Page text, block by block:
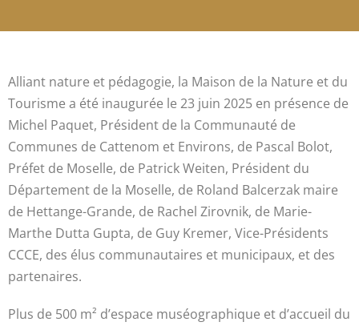
Alliant nature et pédagogie, la Maison de la Nature et du
Tourisme a été inaugurée le 23 juin 2025 en présence de
Michel Paquet, Président de la Communauté de
Communes de Cattenom et Environs, de Pascal Bolot,
Préfet de Moselle, de Patrick Weiten, Président du
Département de la Moselle, de Roland Balcerzak maire
de Hettange-Grande, de Rachel Zirovnik, de Marie-
Marthe Dutta Gupta, de Guy Kremer, Vice-Présidents
CCCE, des élus communautaires et municipaux, et des
partenaires.
Plus de 500 m² d’espace muséographique et d’accueil du